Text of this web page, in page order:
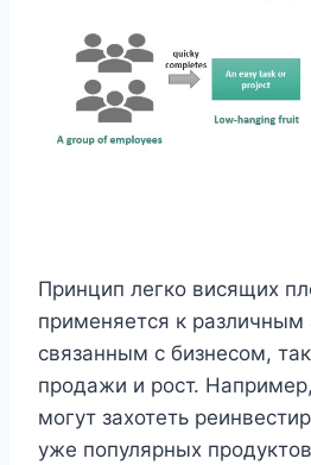
Принцип легко висящих
применяется к различным
связанным с бизнесом,
продажи и рост.
могут захотеть
уже популярных